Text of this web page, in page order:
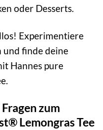
oder Desserts.
Experimentiere
und finde deine
Hannes pure
zum
Lemongras Tee